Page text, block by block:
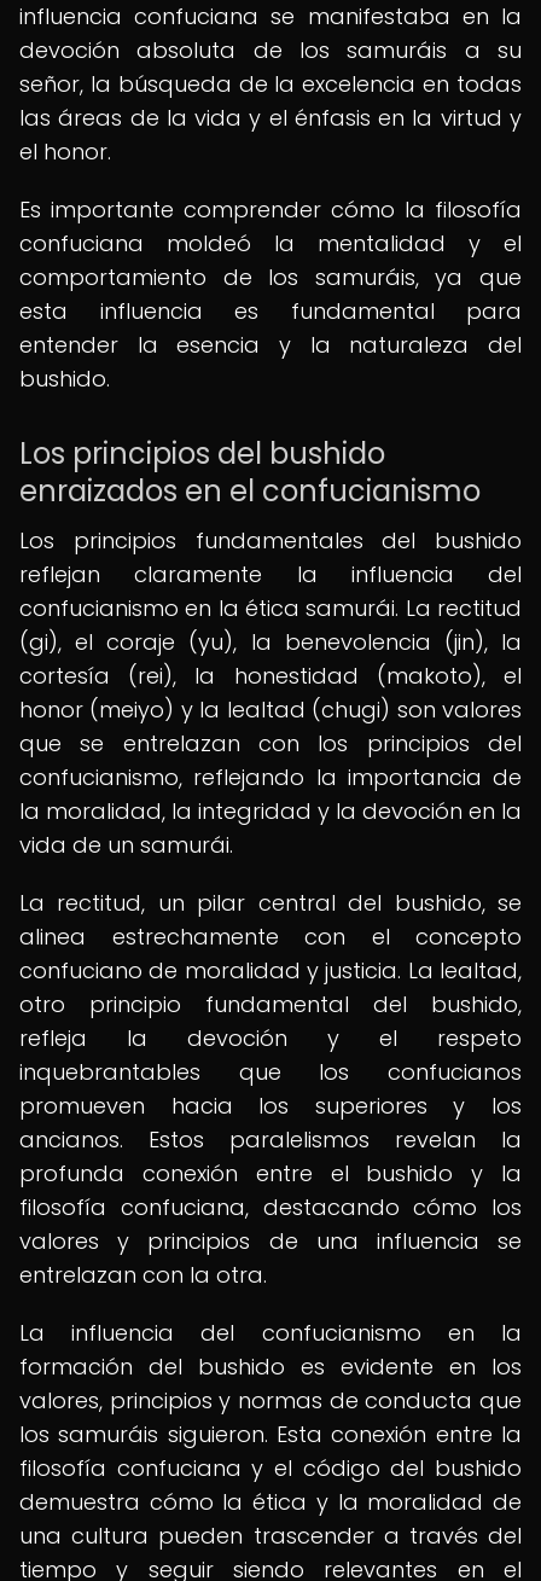
influencia confuciana se manifestaba en la
devoción absoluta de los samuráis a su
señor, la búsqueda de la excelencia en todas
las áreas de la vida y el énfasis en la virtud y
el honor.
Es importante comprender cómo la filosofía
confuciana moldeó la mentalidad y el
comportamiento de los samuráis, ya que
esta influencia es fundamental para
entender la esencia y la naturaleza del
bushido.
Los principios del bushido
enraizados en el confucianismo
Los principios fundamentales del bushido
reflejan claramente la influencia del
confucianismo en la ética samurái. La rectitud
(gi), el coraje (yu), la benevolencia (jin), la
cortesía (rei), la honestidad (makoto), el
honor (meiyo) y la lealtad (chugi) son valores
que se entrelazan con los principios del
confucianismo, reflejando la importancia de
la moralidad, la integridad y la devoción en la
vida de un samurái.
La rectitud, un pilar central del bushido, se
alinea estrechamente con el concepto
confuciano de moralidad y justicia. La lealtad,
otro principio fundamental del bushido,
refleja la devoción y el respeto
inquebrantables que los confucianos
promueven hacia los superiores y los
ancianos. Estos paralelismos revelan la
profunda conexión entre el bushido y la
filosofía confuciana, destacando cómo los
valores y principios de una influencia se
entrelazan con la otra.
La influencia del confucianismo en la
formación del bushido es evidente en los
valores, principios y normas de conducta que
los samuráis siguieron. Esta conexión entre la
filosofía confuciana y el código del bushido
demuestra cómo la ética y la moralidad de
una cultura pueden trascender a través del
tiempo y seguir siendo relevantes en el